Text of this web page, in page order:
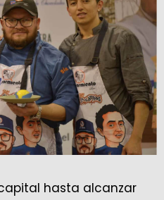
hasta alcanzar